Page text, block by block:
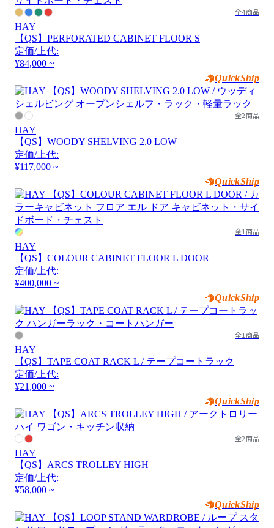
全4商品
HAY
【QS】PERFORATED CABINET FLOOR S
定価/上代:
¥84,000 ~
QuickShip
全2商品
HAY
【QS】WOODY SHELVING 2.0 LOW
定価/上代:
¥117,000 ~
QuickShip
全1商品
HAY
【QS】COLOUR CABINET FLOOR L DOOR
定価/上代:
¥400,000 ~
QuickShip
全1商品
HAY
【QS】TAPE COAT RACK L / テープコートラック
定価/上代:
¥21,000 ~
QuickShip
全2商品
HAY
【QS】ARCS TROLLEY HIGH
定価/上代:
¥58,000 ~
QuickShip